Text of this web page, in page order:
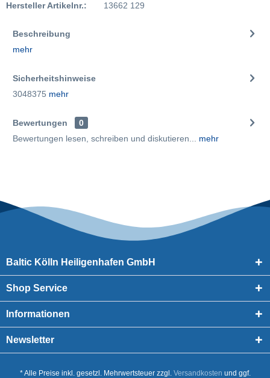
Hersteller Artikelnr.:
13662 129
Beschreibung
mehr
Sicherheitshinweise
3048375 mehr
Bewertungen
0
Bewertungen lesen, schreiben und diskutieren...
mehr
Baltic Kölln Heiligenhafen GmbH
Shop Service
Informationen
Newsletter
* Alle Preise inkl. gesetzl. Mehrwertsteuer zzgl. Versandkosten und ggf.